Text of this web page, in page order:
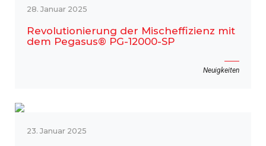
28. Januar 2025
Revolutionierung der Mischeffizienz mit
dem Pegasus® PG-12000-SP
Neuigkeiten
23. Januar 2025